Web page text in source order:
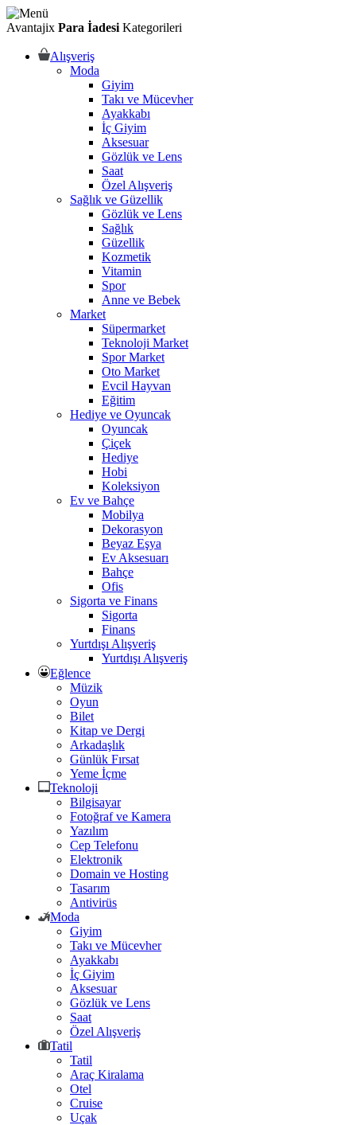
Avantajix Para İadesi Kategorileri
Alışveriş
Moda
Giyim
Takı ve Mücevher
Ayakkabı
İç Giyim
Aksesuar
Gözlük ve Lens
Saat
Özel Alışveriş
Sağlık ve Güzellik
Gözlük ve Lens
Sağlık
Güzellik
Kozmetik
Vitamin
Spor
Anne ve Bebek
Market
Süpermarket
Teknoloji Market
Spor Market
Oto Market
Evcil Hayvan
Eğitim
Hediye ve Oyuncak
Oyuncak
Çiçek
Hediye
Hobi
Koleksiyon
Ev ve Bahçe
Mobilya
Dekorasyon
Beyaz Eşya
Ev Aksesuarı
Bahçe
Ofis
Sigorta ve Finans
Sigorta
Finans
Yurtdışı Alışveriş
Yurtdışı Alışveriş
Eğlence
Müzik
Oyun
Bilet
Kitap ve Dergi
Arkadaşlık
Günlük Fırsat
Yeme İçme
Teknoloji
Bilgisayar
Fotoğraf ve Kamera
Yazılım
Cep Telefonu
Elektronik
Domain ve Hosting
Tasarım
Antivirüs
Moda
Giyim
Takı ve Mücevher
Ayakkabı
İç Giyim
Aksesuar
Gözlük ve Lens
Saat
Özel Alışveriş
Tatil
Tatil
Araç Kiralama
Otel
Cruise
Uçak